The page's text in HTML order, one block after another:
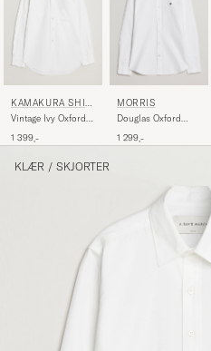
KAMAKURA SHIR
TS
Vintage Ivy Oxford
White
1 399,-
MORRIS
Douglas Oxford
1 299,-
KLÆR / SKJORTER